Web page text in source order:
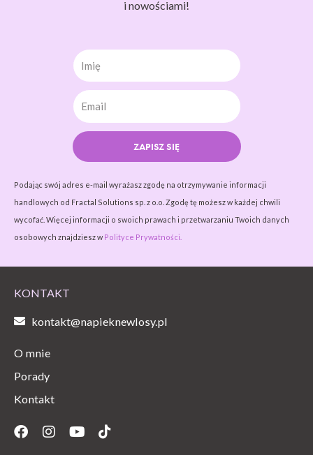
i nowościami!
Imię
ZAPISZ SIĘ
Podając swój adres e-mail wyrażasz zgodę na otrzymywanie informacji
handlowych od Fractal Solutions sp. z o.o. Zgodę tę możesz w każdej chwili
wycofać. Więcej informacji o swoich prawach i przetwarzaniu Twoich danych
osobowych znajdziesz w Polityce Prywatności.
KONTAKT
kontakt@napieknewlosy.pl
O mnie
Porady
Kontakt
Facebook
Instagram
YoutubeTiktok